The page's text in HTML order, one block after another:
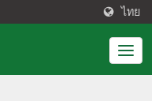
ไทย